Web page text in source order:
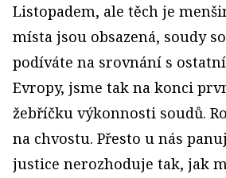
Listopadem, ale těch je
místa jsou obsazená, soudy
podíváte na srovnání s
Evropy, jsme tak na konci
žebříčku výkonnosti soudů.
na chvostu. Přesto u nás
justice nerozhoduje tak, jak